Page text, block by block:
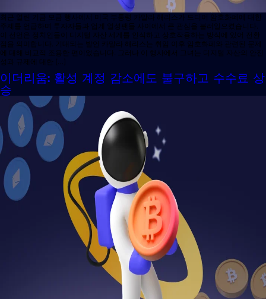
최근 열린 기금 모금 행사에서 미국 부통령 카말라 해리스가 드디어 암호화폐에 대한
주제를 언급하며 투자자들과 업계 열성팬들 사이에서 큰 관심을 불러일으켰습니다.
이 선언은 정치인들이 디지털 자산 세계를 인식하고 상호작용하는 방식에 있어 전환
점을 의미합니다. 기대되는 발언 카말라 해리스는 취임 이후 암호화폐와 관련된 문제
에 대해 비교적 조용한 편이었습니다. 그러나 이 행사에서 그녀는 디지털 자산의 안전
성과 규제에 대한 […]
이더리움: 활성 계정 감소에도 불구하고 수수료 상
승